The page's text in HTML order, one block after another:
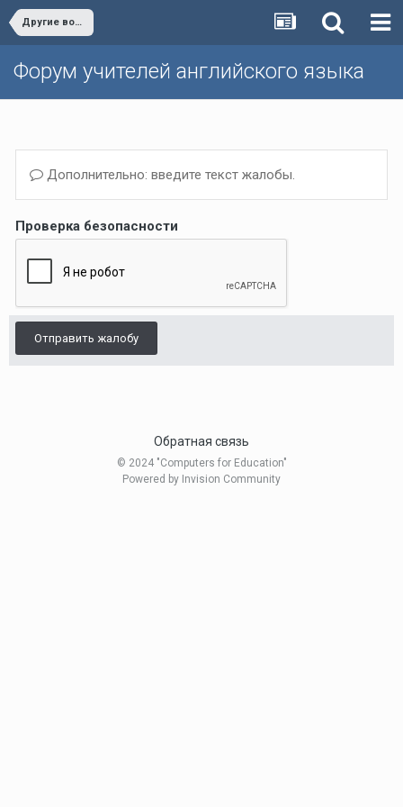
Другие вопросы (Темы, не вошедшие в другие разделы)/Other issues
Форум учителей английского языка
Дополнительно: введите текст жалобы.
Проверка безопасности
Отправить жалобу
Обратная связь
© 2024 "Computers for Education"
Powered by Invision Community